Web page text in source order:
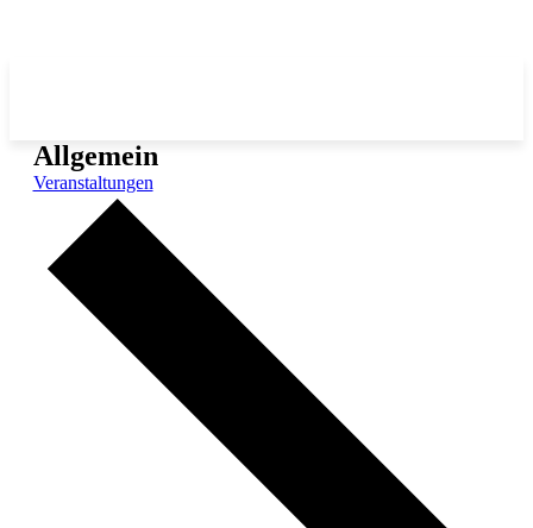
Allgemein
Veranstaltungen